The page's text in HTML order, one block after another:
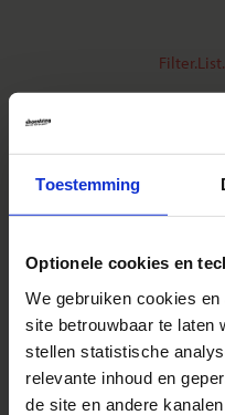
Toestemming
Optionele cookies en
We gebruiken cookies
site betrouwbaar te laten
stellen statistische
relevante inhoud en
de site en andere kanalen
Reizen met Shoestring
De belangrijkste info op
Bestemmingen
Duurzaam reizen
Reis- en
Veelgestelde vragen